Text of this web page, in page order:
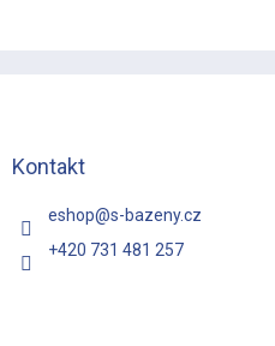
Kontakt
eshop@s-bazeny.cz
+420 731 481 257